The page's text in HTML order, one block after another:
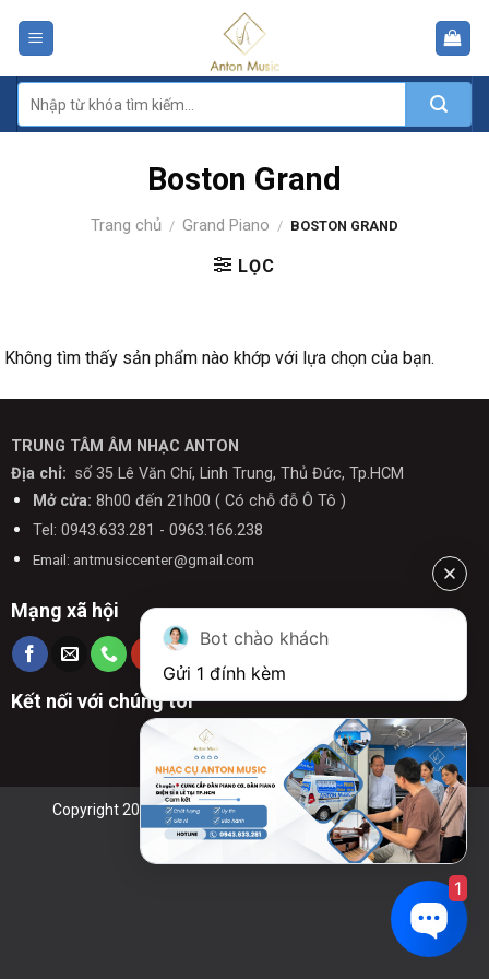
kiếm:
Boston Grand
Trang chủ / Grand Piano / BOSTON GRAND
LỌC
Không tìm thấy sản phẩm nào khớp với lựa chọn của bạn.
TRUNG TÂM ÂM NHẠC ANTON
Địa chỉ: số 35 Lê Văn Chí, Linh Trung, Thủ Đức, Tp.HCM
Mở cửa: 8h00 đến 21h00 ( Có chỗ đỗ Ô Tô )
Tel: 0943.633.281 - 0963.166.238
Email: antmusiccenter@gmail.com
Mạng xã hội
Kết nối với chúng tôi
Copyright 2026 © Anton Music| Thiết kế bởiAnton Music
Bot chào khách
Gửi 1 đính kèm
1